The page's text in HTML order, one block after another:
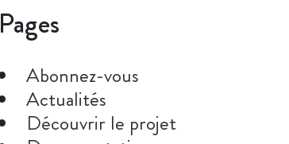
Pages
Abonnez-vous
Actualités
Découvrir le projet